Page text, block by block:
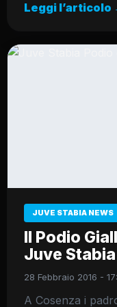
Leggi l’articolo
JUVE STABIA NEWS
Il Podio
Juve Stabia
28 Febbraio 2016 -
A Cosenza i